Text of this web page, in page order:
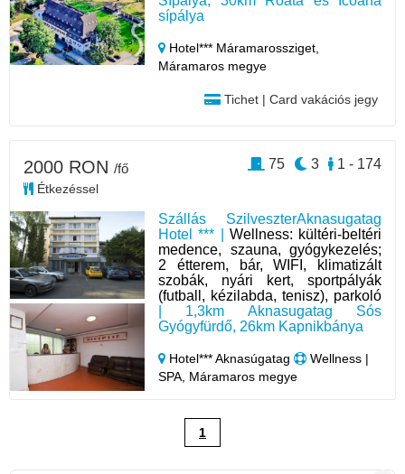
sípálya
Hotel*** Máramarossziget,
Máramaros megye
Tichet | Card vakációs jegy
Szállás SzilveszterAknasugatag
Hotel *** | Wellness: kültéri-beltéri
medence, szauna, gyógykezelés;
2 étterem, bár, WIFI, klimatizált
szobák, nyári kert, sportpályák
(futball, kézilabda, tenisz), parkoló
| 1,3km Aknasugatag Sós
Gyógyfürdő, 26km Kapnikbánya
Hotel*** Aknasúgatag
Wellness |
SPA, Máramaros megye
2000 RON /fő
Étkezéssel
1 - 174
3
75
1